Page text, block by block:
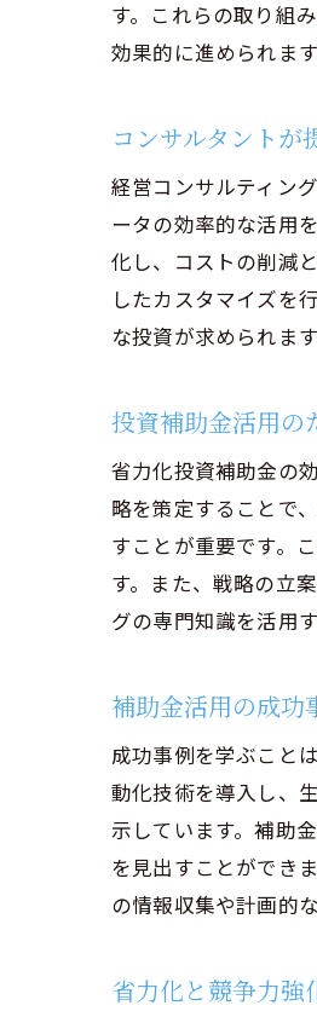
す。これらの取り組
効果的に進められます
コンサルタントが
経営コンサルティン
ータの効率的な活用
化し、コストの削減
したカスタマイズを
な投資が求められます
投資補助金活用の
省力化投資補助金の
略を策定することで
すことが重要です。
す。また、戦略の立
グの専門知識を活用
補助金活用の成功
成功事例を学ぶこと
動化技術を導入し、
示しています。補助
を見出すことができ
の情報収集や計画的
省力化と競争力強